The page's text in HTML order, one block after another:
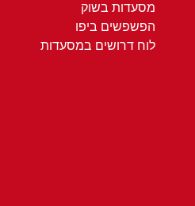
מסעדות בשוק
הפשפשים ביפו
לוח דרושים במסעדות